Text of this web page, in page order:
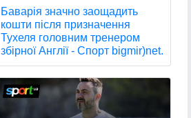
Баварія значно заощадить
кошти після призначення
Тухеля головним тренером
збірної Англії - Спорт bigmir)net.